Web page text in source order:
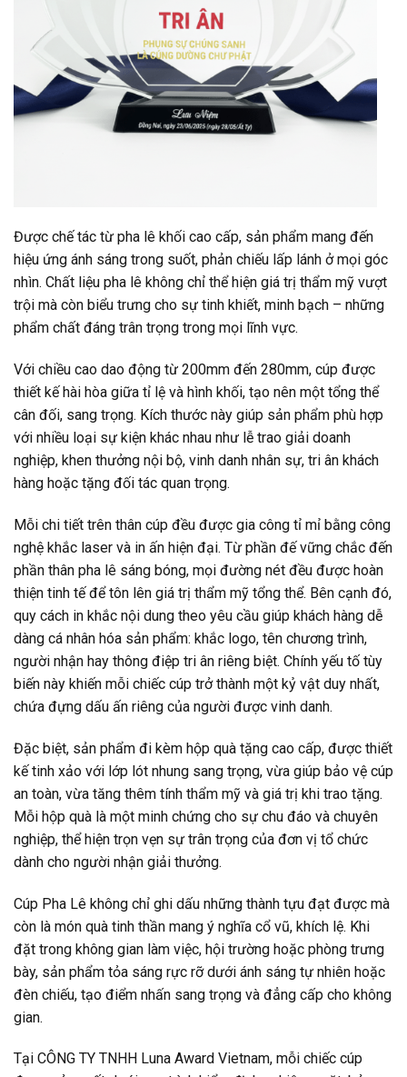
Được chế tác từ pha lê khối cao cấp, sản phẩm mang đến
hiệu ứng ánh sáng trong suốt, phản chiếu lấp lánh ở mọi góc
nhìn. Chất liệu pha lê không chỉ thể hiện giá trị thẩm mỹ vượt
trội mà còn biểu trưng cho sự tinh khiết, minh bạch – những
phẩm chất đáng trân trọng trong mọi lĩnh vực.
Với chiều cao dao động từ 200mm đến 280mm, cúp được
thiết kế hài hòa giữa tỉ lệ và hình khối, tạo nên một tổng thể
cân đối, sang trọng. Kích thước này giúp sản phẩm phù hợp
với nhiều loại sự kiện khác nhau như lễ trao giải doanh
nghiệp, khen thưởng nội bộ, vinh danh nhân sự, tri ân khách
hàng hoặc tặng đối tác quan trọng.
Mỗi chi tiết trên thân cúp đều được gia công tỉ mỉ bằng công
nghệ khắc laser và in ấn hiện đại. Từ phần đế vững chắc đến
phần thân pha lê sáng bóng, mọi đường nét đều được hoàn
thiện tinh tế để tôn lên giá trị thẩm mỹ tổng thể. Bên cạnh đó,
quy cách in khắc nội dung theo yêu cầu giúp khách hàng dễ
dàng cá nhân hóa sản phẩm: khắc logo, tên chương trình,
người nhận hay thông điệp tri ân riêng biệt. Chính yếu tố tùy
biến này khiến mỗi chiếc cúp trở thành một kỷ vật duy nhất,
chứa đựng dấu ấn riêng của người được vinh danh.
Đặc biệt, sản phẩm đi kèm hộp quà tặng cao cấp, được thiết
kế tinh xảo với lớp lót nhung sang trọng, vừa giúp bảo vệ cúp
an toàn, vừa tăng thêm tính thẩm mỹ và giá trị khi trao tặng.
Mỗi hộp quà là một minh chứng cho sự chu đáo và chuyên
nghiệp, thể hiện trọn vẹn sự trân trọng của đơn vị tổ chức
dành cho người nhận giải thưởng.
Cúp Pha Lê không chỉ ghi dấu những thành tựu đạt được mà
còn là món quà tinh thần mang ý nghĩa cổ vũ, khích lệ. Khi
đặt trong không gian làm việc, hội trường hoặc phòng trưng
bày, sản phẩm tỏa sáng rực rỡ dưới ánh sáng tự nhiên hoặc
đèn chiếu, tạo điểm nhấn sang trọng và đẳng cấp cho không
gian.
Tại CÔNG TY TNHH Luna Award Vietnam, mỗi chiếc cúp